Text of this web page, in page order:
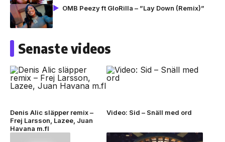
OMB Peezy ft GloRilla – ”Lay Down (Remix)”
Senaste videos
Denis Alic släpper remix –
Frej Larsson, Lazee, Juan
Havana m.fl
Video: Sid – Snäll med ord